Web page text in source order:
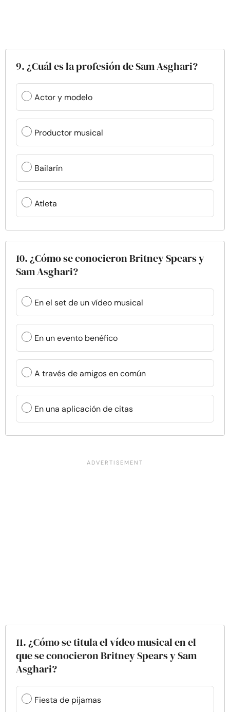
9. ¿Cuál es la profesión de Sam Asghari?
Actor y modelo
Productor musical
Bailarín
Atleta
10. ¿Cómo se conocieron Britney Spears y
Sam Asghari?
En el set de un vídeo musical
En un evento benéfico
A través de amigos en común
En una aplicación de citas
11. ¿Cómo se titula el vídeo musical en el
que se conocieron Britney Spears y Sam
Asghari?
Fiesta de pijamas